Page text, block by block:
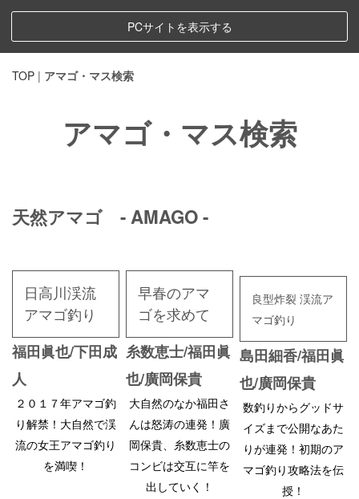
PCサイトを表示する
TOP | アマゴ・マス検索
アマゴ・マス検索
天然アマゴ - AMAGO -
日高川渓流
アマゴ釣り
福田眞也/下田成
人
２０１７年アマゴ釣
り解禁！大自然で渓
流の女王アマゴ釣り
を満喫！
早春のアマ
ゴを求めて
糸数恵士/福田眞
也/廣岡保貴
大自然のなか福田さ
んは怒涛の連発！廣
岡保貴、糸数恵士の
コンビは交互に竿を
出していく！
良型炸裂 渓流ア
マゴ釣り
島田細香/福田眞
也/廣岡保貴
数釣りからグッドサ
イズまで公開なあた
りが連発！初期のア
マゴ釣り攻略法を伝
授！